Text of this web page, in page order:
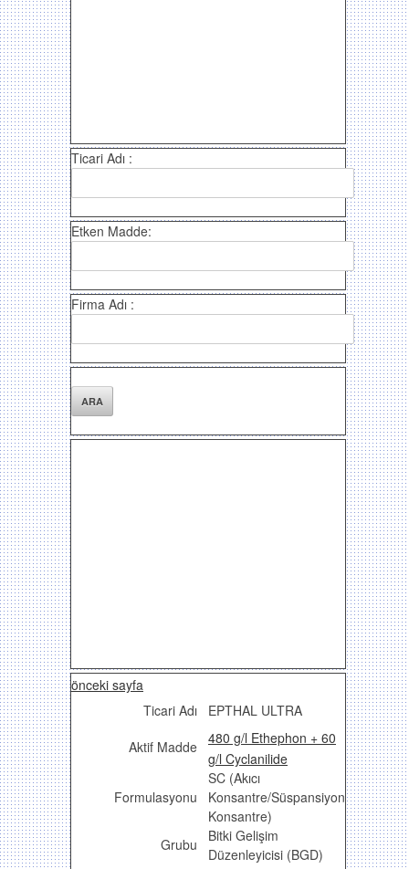
Ticari Adı :
Etken Madde:
Firma Adı :
önceki sayfa
Ticari Adı
EPTHAL ULTRA
Aktif Madde
480 g/l Ethephon + 60
g/l Cyclanilide
Formulasyonu
SC (Akıcı
Konsantre/Süspansiyon
Konsantre)
Grubu
Bitki Gelişim
Düzenleyicisi (BGD)